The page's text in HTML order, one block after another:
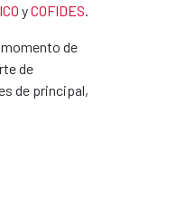
ICO yCOFIDES
de
de
de principal,